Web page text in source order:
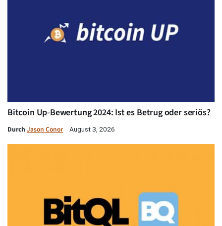
Bitcoin Up-Bewertung 2024: Ist es Betrug oder seriös?
Durch Jason Conor August 3, 2026